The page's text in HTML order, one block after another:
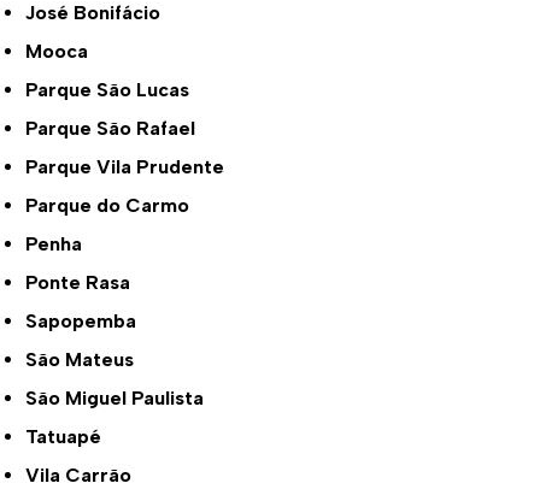
José Bonifácio
Mooca
Parque São Lucas
Parque São Rafael
Parque Vila Prudente
Parque do Carmo
Penha
Ponte Rasa
Sapopemba
São Mateus
São Miguel Paulista
Tatuapé
Vila Carrão